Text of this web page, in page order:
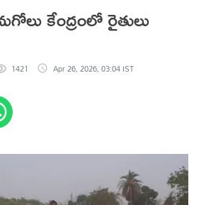
కేంద్రంలో రైతులు
1421 Apr 26, 2026, 03:04 IST